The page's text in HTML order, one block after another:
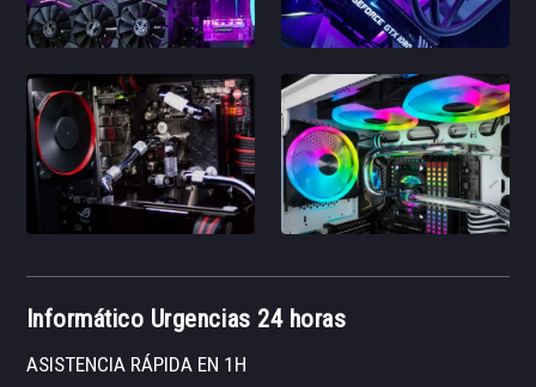
Informático Urgencias 24 horas
ASISTENCIA RÁPIDA EN 1H